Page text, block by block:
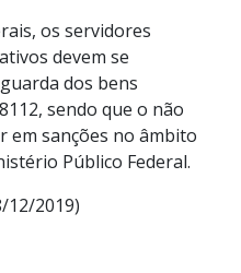
os servidores
devem se
dos bens
sendo que o não
sanções no âmbito
Público Federal.
12/2019)